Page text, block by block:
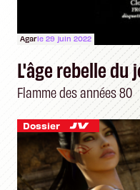
Agarle 29 juin 2022
L'âge rebelle du
Flamme des années 80
Dossier